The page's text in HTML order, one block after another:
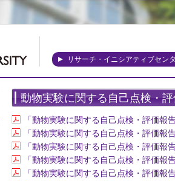
リサーチ・イニシアティブセン
動物実験に関する自己点検・
「動物実験に関する自己点検・評価報
「動物実験に関する自己点検・評価報
「動物実験に関する自己点検・評価報
「動物実験に関する自己点検・評価報
「動物実験に関する自己点検・評価報